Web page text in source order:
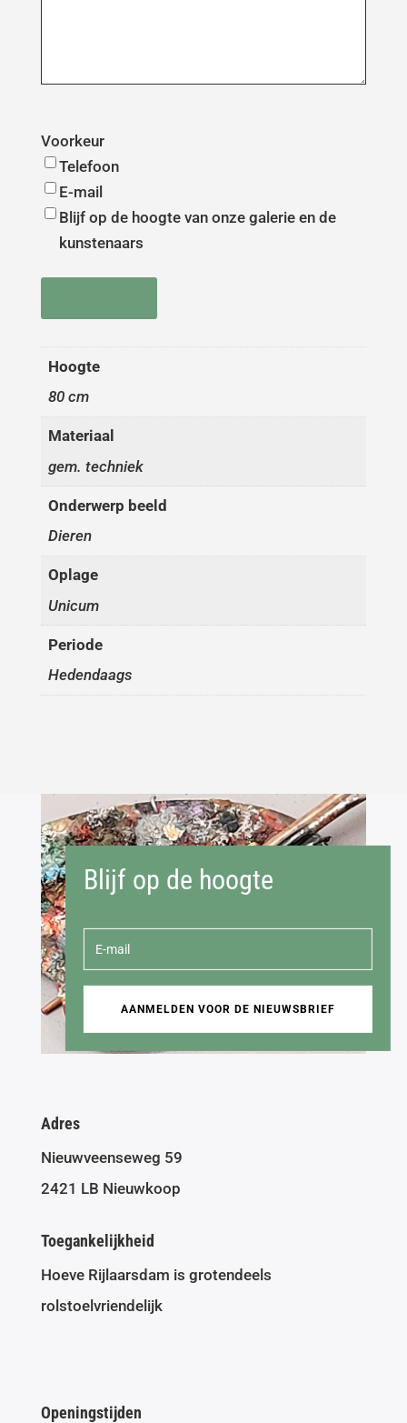
Voorkeur
Telefoon
E-mail
Blijf op de hoogte van onze galerie en de
kunstenaars
Hoogte
80 cm
Materiaal
gem. techniek
Onderwerp beeld
Dieren
Oplage
Unicum
Periode
Hedendaags
Blijf op de hoogte
AANMELDEN VOOR DE NIEUWSBRIEF
Adres
Nieuwveenseweg 59
2421 LB Nieuwkoop
Toegankelijkheid
Hoeve Rijlaarsdam is grotendeels
rolstoelvriendelijk
Openingstijden